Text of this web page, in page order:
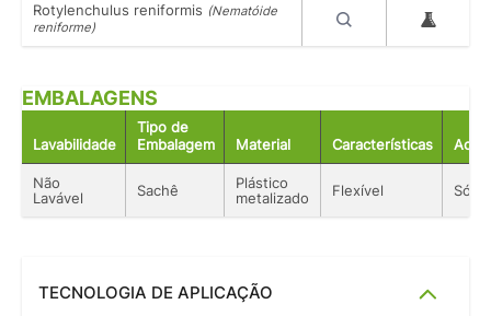
Rotylenchulus reniformis (Nematóide
reniforme)
EMBALAGENS
Lavabilidade
Tipo de
Embalagem
Material Características
Não
Lavável
Sachê
Plástico
metalizado
Flexível
TECNOLOGIA DE APLICAÇÃO